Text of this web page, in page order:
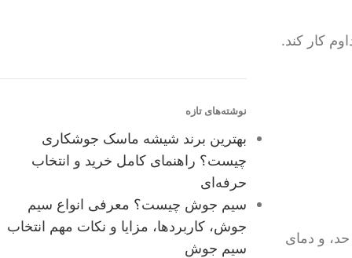
کار کند.
حد، و دمای
نوشته‌های تازه
بهترین برند شیشه ماسک جوشکاری
چیست؟ راهنمای کامل خرید و انتخاب
حرفه‌ای
سیم جوش چیست؟ معرفی انواع سیم
جوش، کاربردها، مزایا و نکات مهم انتخاب
سیم جوش